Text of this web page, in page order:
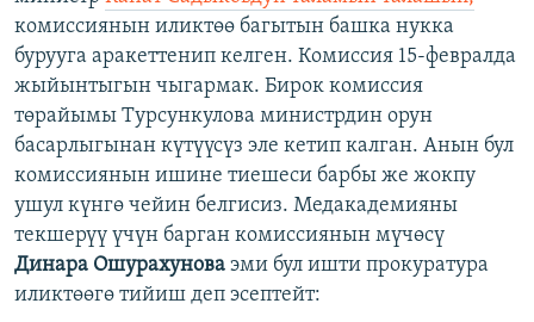
комиссиянын иликтөө багытын башка нукка
бурууга аракеттенип келген. Комиссия 15-февралда
жыйынтыгын чыгармак. Бирок комиссия
төрайымы Турсункулова министрдин орун
басарлыгынан күтүүсүз эле кетип калган. Анын бул
комиссиянын ишине тиешеси барбы же жокпу
ушул күнгө чейин белгисиз. Медакадемияны
текшерүү үчүн барган комиссиянын мүчөсү
Динара Ошурахунова эми бул ишти прокуратура
иликтөөгө тийиш деп эсептейт: